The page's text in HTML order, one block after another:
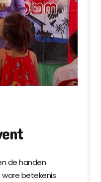
de handen
betekenis